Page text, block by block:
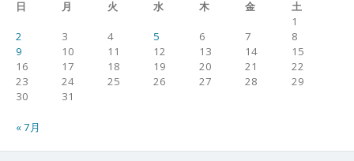
日 月 火 水 木 金
土
1
2
3 4 5 6 7
8
9
10 11 12 13 14
15
16
17 18 19 20 21
22
23
24 25 26 27 28
29
30
31
« 7月